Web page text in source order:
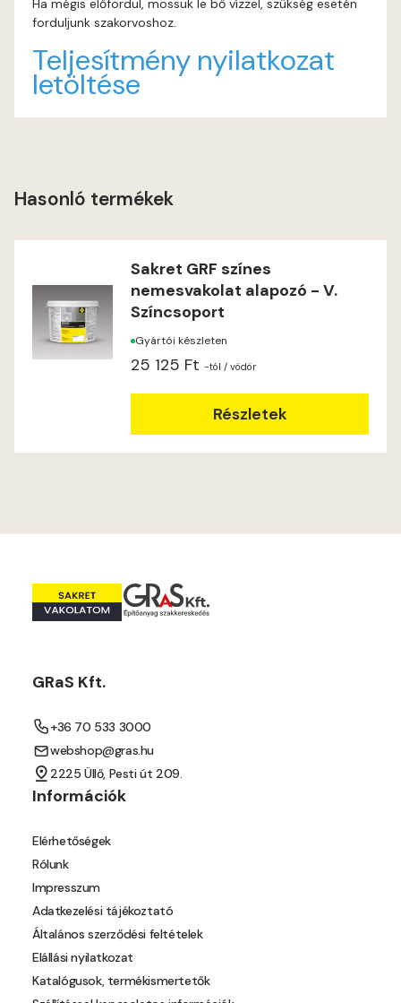
Graphit C
Graphit D
Indian-yellow D
Lilac B
Lilac C
Lime A
Magnolia C
Pear-yellow C
Ha mégis előfordul, mossuk le bő vízzel, szükség esetén
forduljunk szakorvoshoz.
Teljesítmény nyilatkozat
letöltése
Hasonló termékek
Sakret GRF színes
nemesvakolat alapozó - V.
Színcsoport
Gyártói készleten
25 125 Ft -tól / vödör
Részletek
GRaS Kft.
+36 70 533 3000
webshop@gras.hu
2225 Üllő, Pesti út 209.
Információk
Elérhetőségek
Rólunk
Impresszum
Adatkezelési tájékoztató
Általános szerződési feltételek
Elállási nyilatkozat
Katalógusok, termékismertetők